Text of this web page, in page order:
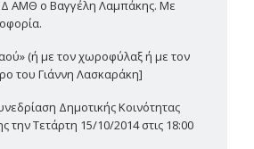
ΑΜΘ ο Βαγγέλη Λαμπάκης. Με
(ή με τον χωροφύλαξ ή με τον
του Γιάννη Λασκαράκη]
Δημοτικής Κοινότητας
την Τετάρτη 15/10/2014 στις 18:00